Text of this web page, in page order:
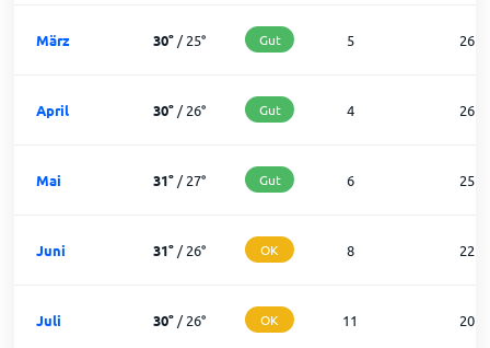
März 30°/25° Gut 5 26
April 30°/26° Gut 4 26
Mai 31°/27° Gut 6 25
Juni 31°/26° OK 8 22
Juli 30°/26° OK 11 20